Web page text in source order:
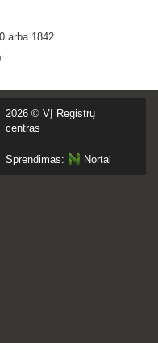
arba 1842
2026 © VĮ Registrų
centras
Sprendimas: Nortal